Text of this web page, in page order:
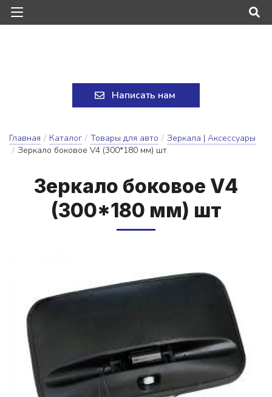
Написать нам
Главная / Каталог / Товары для авто / Зеркала | Аксессуары
/ Зеркало боковое V4 (300*180 мм) шт
Зер­ка­ло бо­ко­вое V4
(300*180 мм) шт